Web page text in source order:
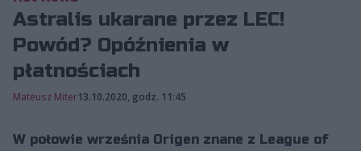
Astralis ukarane przez LEC!
Powód? Opóźnienia w
płatnościach
Mateusz Miter13.10.2020, godz. 11:45
W połowie września Origen znane z League of